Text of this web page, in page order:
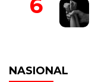
NASIONAL